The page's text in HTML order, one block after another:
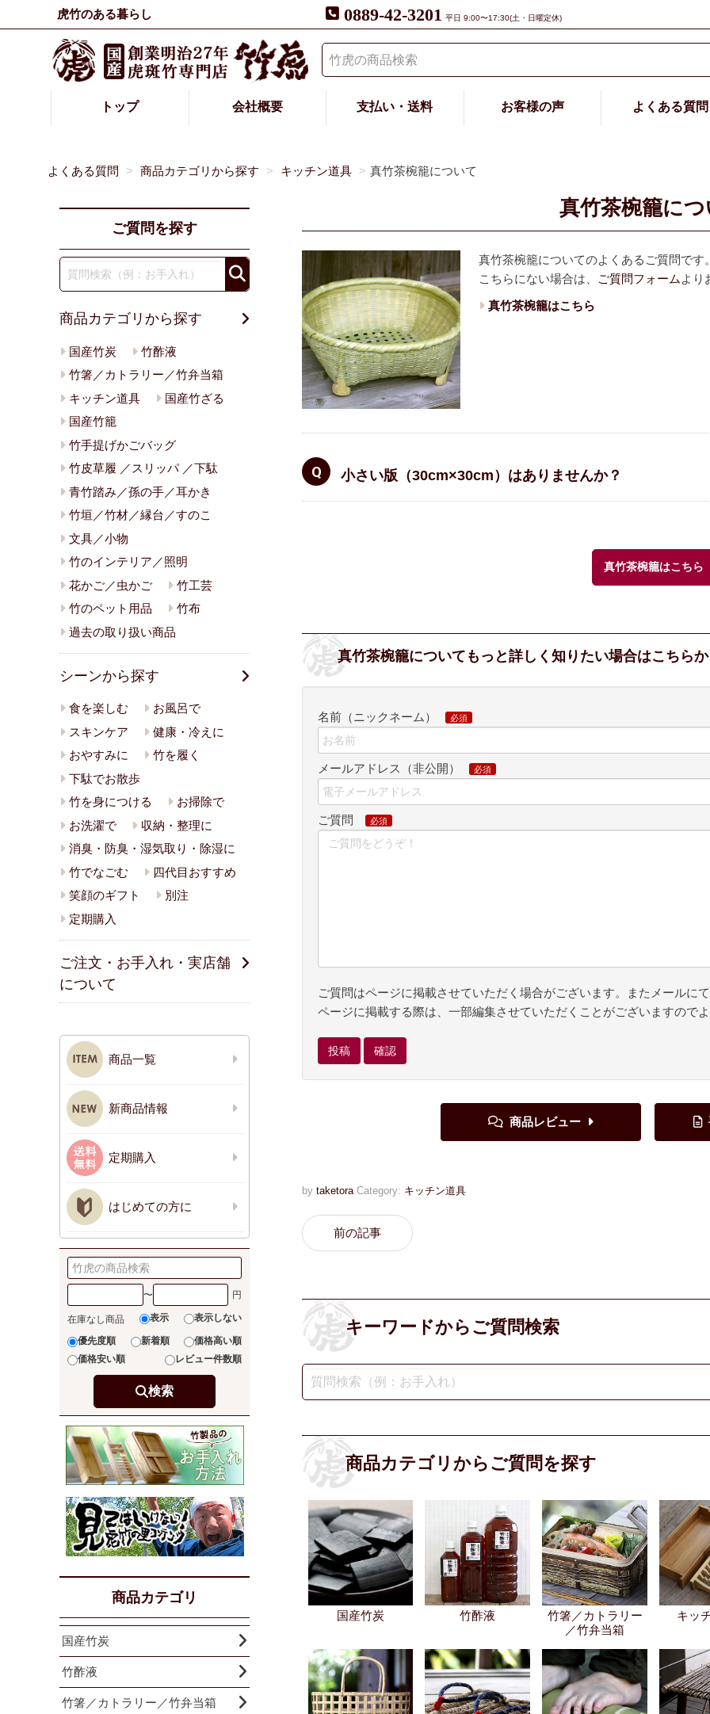
虎竹のある暮らし 0889-42-3201 平日 9:00〜17:30(土・日曜定休)
トップ 会社概要 支払い・送料 お客様の声 よくある質問
よくある質問 商品カテゴリから探す キッチン道具 真竹茶椀籠について
真竹茶椀籠に
真竹茶椀籠についてのよくあるご質問です
こちらにない場合は、
ご質問フォーム より
真竹茶椀籠はこちら
小さい版（30cm×30cm）はありませんか？
真竹茶椀籠はこちら
真竹茶椀籠についてもっと詳しく知りたい場合はこちら
名前（ニックネーム）
メールアドレス（非公開）
ご質問
ご質問はページに掲載させていただく場合がございます。またメールに
ページに掲載する際は、一部編集させていただくことがございますので
by taketora Category: キッチン道具
前の記事
キーワードからご質問検索
商品カテゴリからご質問を探す
国産竹炭 竹酢液
竹箸／カトラリー
／竹弁当箱
キッ
ご質問を探す
商品カテゴリから探す
国産竹炭
竹酢液
竹箸／カトラリー／竹弁当箱
キッチン道具
国産竹ざる
国産竹籠
竹手提げかごバッグ
竹皮草履 ／スリッパ ／下駄
青竹踏み／孫の手／耳かき
竹垣／竹材／縁台／すのこ
文具／小物
竹のインテリア／照明
花かご／虫かご
竹工芸
竹のペット用品
竹布
過去の取り扱い商品
シーンから探す
食を楽しむ
お風呂で
スキンケア
健康・冷えに
おやすみに
竹を履く
下駄でお散歩
竹を身につける
お掃除で
お洗濯で
収納・整理に
消臭・防臭・湿気取り・除湿に
竹でなごむ
四代目おすすめ
笑顔のギフト
別注
定期購入
ご注文・お手入れ・実店舗
について
商品一覧
新商品情報
定期購入
はじめての方に
〜
在庫なし商品 表示 表示しない
優先度順 新着順
価格高い順
価格安い順
レビュー件数順
検索
商品カテゴリ
国産竹炭
竹酢液
竹箸／カトラリー／竹弁当箱